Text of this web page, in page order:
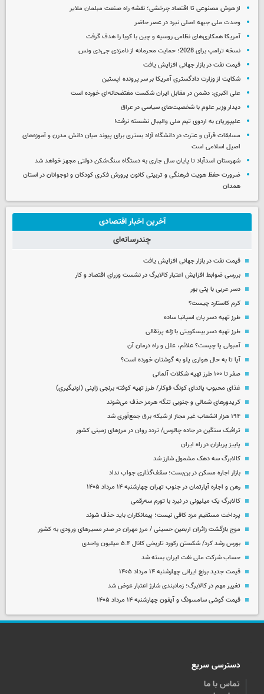
از هوش مصنوعی تا اقتصاد چرخشی؛ نقشه راه صنعت مبلمان ملایر
وحدت ملی جبهه اصلی نبرد در عصر حاضر
آمریکا همکاری‌های نظامی روسیه و چین با کوبا را هدف گرفت
نسخه ترامپ برای 2028؛ حمایت محرمانه از نامزدی جی‌دی ونس
قیمت نفت در بازار جهانی افزایش یافت
شکایت از وزارت دادگستری آمریکا بر سر پرونده اپستین
علی اکبری: دشمن در مقابل ایران شکست مفتضحانه‌ای خورده است
دیدار وزیر علوم با شخصیت‌های سیاسی در عراق
علیپوریان به اردوی تیم ملی والیبال نشسته نرفت!
مسابقات قرآن و عترت در دانشگاه آزاد بستری برای پیوند میان دانش مدرن و آموزه‌های
اصیل اسلامی است
شهرستان اسدآباد تا پایان سال جاری به دستگاه سنگ‌شکن دولتی مجهز خواهد شد
ضرورت حفظ هویت فرهنگی و تربیتی کانون پرورش فکری کودکان و نوجوانان در استان
همدان
آخرین اخبار اقتصادی
چندرسانه‌ای
قیمت نفت در بازار جهانی افزایش یافت
بررسی ضوابط افزایش اعتبار کالابرگ در نشست وزرای اقتصاد و کار
دسر عربی با پتی بور
کرم کاستارد چیست؟
طرز تهیه دسر پان اسپانیا ساده
طرز تهیه دسر بیسکویتی با ژله پرتقالی
آمبولی پا چیست؟ علائم، علل و راه درمان آن
آیا تا به حال هواری پلو به گوشتان خورده است؟
صفر تا ۱۰۰ طرز تهیه شکلات آلمانی
غذای محبوب پاندای کونگ فوکار/ طرز تهیه کوفته برنجی ژاپنی (اونیگیری)
کریدورهای شمالی و جنوبی تنگه هرمز حذف می‌شوند
۱۹۴ هزار انشعاب غیر مجاز از شبکه برق جمع‌آوری شد
ترافیک سنگین در جاده چالوس/ تردد روان در مرزهای زمینی کشور
پاییز پرباران در راه ایران
کالابرگ سه دهک مشمول شارز شد
بازار اجاره مسکن در بن‌بست؛ سقف‌گذاری جواب نداد
رهن و اجاره آپارتمان در جنوب تهران چهارشنبه ۱۴ مرداد ۱۴۰۵
کالابرگ یک میلیونی در نبرد با تورم سه‌رقمی
پرداخت مستقیم مزد کافی نیست؛ پیمانکاران باید حذف شوند
موج بازگشت زائران اربعین حسینی / مرز مهران در صدر مسیرهای ورودی به کشور
بورس رشد کرد/ شکستن رکورد تاریخی کانال ۵.۴ میلیون واحدی
حساب‌ شرکت ملی نفت ایران بسته شد
قیمت جدید برنج ایرانی چهارشنبه ۱۴ مرداد ۱۴۰۵
تغییر مهم در کالابرگ؛ زمانبندی‌ شارژ اعتبار عوض شد
قیمت گوشی سامسونگ و آیفون چهارشنبه ۱۴ مرداد ۱۴۰۵
دسترسی سریع
تماس با ما